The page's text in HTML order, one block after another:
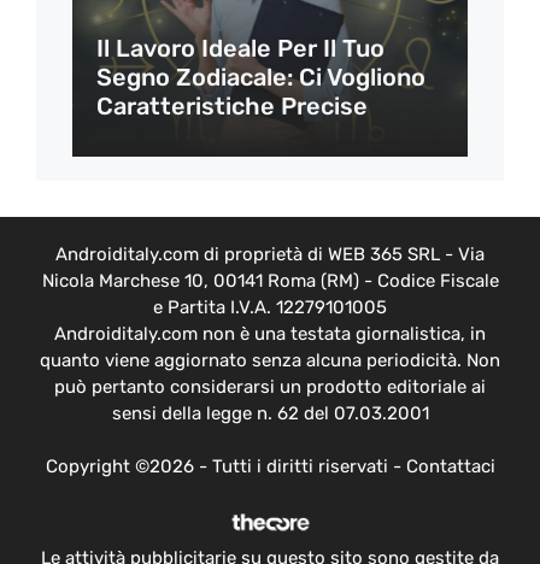
Il Lavoro Ideale Per Il Tuo
Segno Zodiacale: Ci Vogliono
Caratteristiche Precise
Androiditaly.com di proprietà di WEB 365 SRL - Via
Nicola Marchese 10, 00141 Roma (RM) - Codice Fiscale
e Partita I.V.A. 12279101005
Androiditaly.com non è una testata giornalistica, in
quanto viene aggiornato senza alcuna periodicità. Non
può pertanto considerarsi un prodotto editoriale ai
sensi della legge n. 62 del 07.03.2001
Copyright ©2026 - Tutti i diritti riservati - Contattaci
Le attività pubblicitarie su questo sito sono gestite da